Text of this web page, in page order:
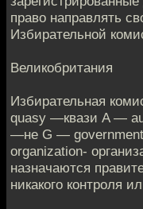
право направлять
Избирательной
Великобритания
Избирательная
quasy —квази A —
—не G —
organization-
назначаются
никакого контроля